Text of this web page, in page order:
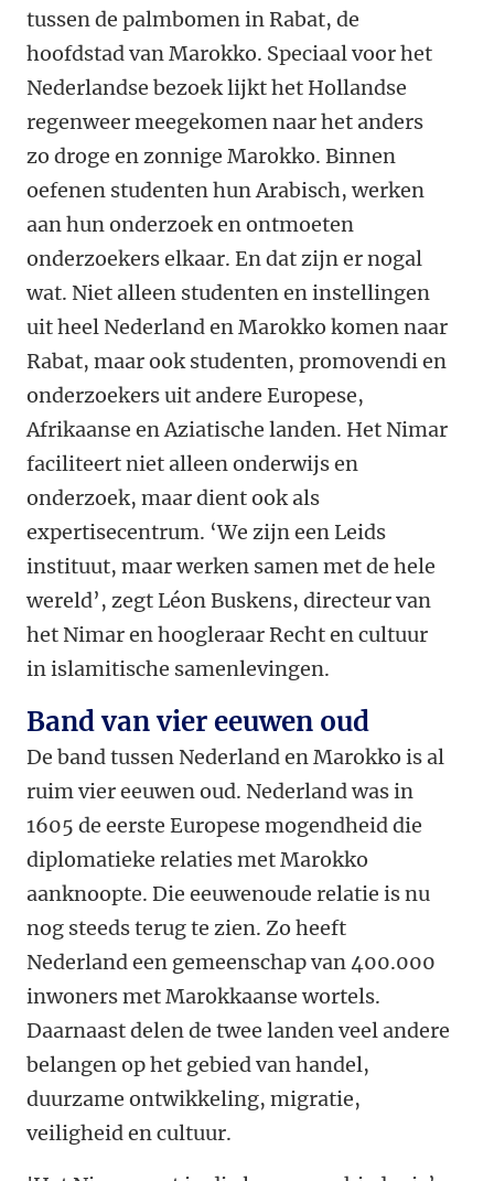
tussen de palmbomen in Rabat, de
hoofdstad van Marokko. Speciaal voor het
Nederlandse bezoek lijkt het Hollandse
regenweer meegekomen naar het anders
zo droge en zonnige Marokko. Binnen
oefenen studenten hun Arabisch, werken
aan hun onderzoek en ontmoeten
onderzoekers elkaar. En dat zijn er nogal
wat. Niet alleen studenten en instellingen
uit heel Nederland en Marokko komen naar
Rabat, maar ook studenten, promovendi en
onderzoekers uit andere Europese,
Afrikaanse en Aziatische landen. Het Nimar
faciliteert niet alleen onderwijs en
onderzoek, maar dient ook als
expertisecentrum. ‘We zijn een Leids
instituut, maar werken samen met de hele
wereld’, zegt Léon Buskens, directeurvan
het Nimar en hoogleraar Recht en cultuur
in islamitische samenlevingen.
Band van vier eeuwen oud
De band tussen Nederland en Marokko is al
ruim vier eeuwen oud. Nederland was in
1605 de eerste Europese mogendheid die
diplomatieke relaties met Marokko
aanknoopte. Die eeuwenoude relatie is nu
nog steeds terug te zien. Zo heeft
Nederland een gemeenschap van 400.000
inwoners met Marokkaanse wortels.
Daarnaast delen de twee landen veel andere
belangen op het gebied van handel,
duurzame ontwikkeling, migratie,
veiligheid en cultuur.